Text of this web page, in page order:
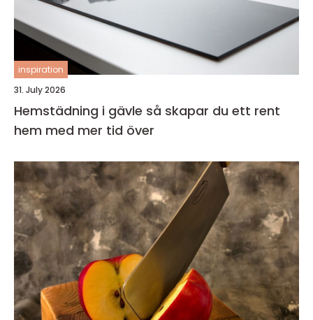
inspiration
31. July 2026
Hemstädning i gävle så skapar du ett rent
hem med mer tid över